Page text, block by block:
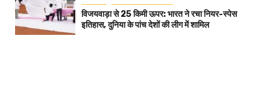
विजयवाड़ा से 25 किमी ऊपर: भारत ने रचा नियर-स्पेस
इतिहास, दुनिया के पांच देशों की लीग में शामिल